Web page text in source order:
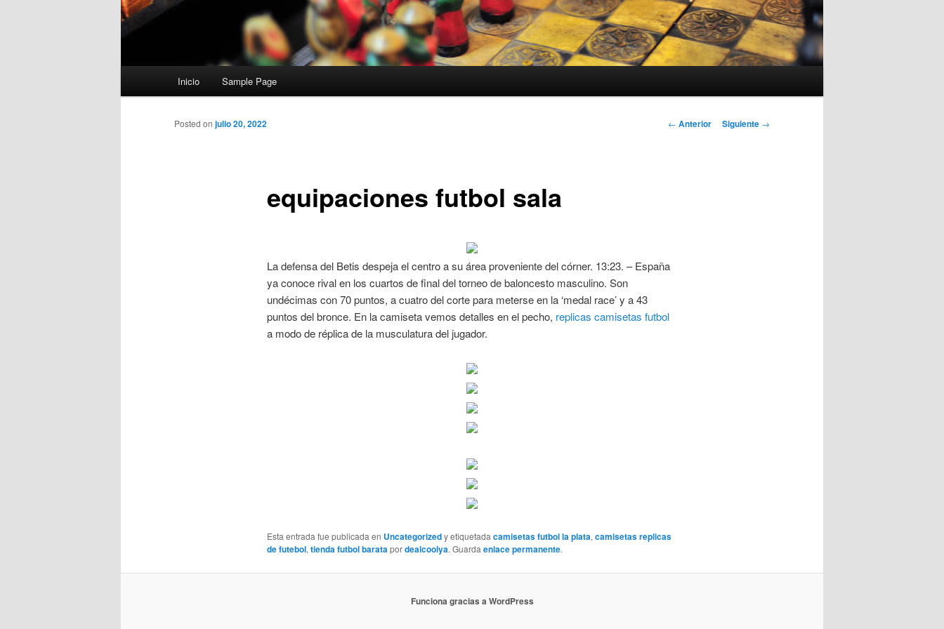
Inicio Sample Page
Navegación
← Anterior Siguiente →
equipaciones futbol sala
Posted on julio 20, 2022
La defensa del Betis despeja el centro a su área proveniente del córner. 13:23. – España
ya conoce rival en los cuartos de final del torneo de baloncesto masculino. Son
undécimas con 70 puntos, a cuatro del corte para meterse en la ‘medal race’ y a 43
puntos del bronce. En la camiseta vemos detalles en el pecho, replicas camisetas futbol
a modo de réplica de la musculatura del jugador.
Esta entrada fue publicada en Uncategorizedy etiquetadacamisetas futbol la plata,camisetas replicas
de futebol,tienda futbol baratapordealcoolya. Guardaenlace permanente.
Funciona gracias a WordPress